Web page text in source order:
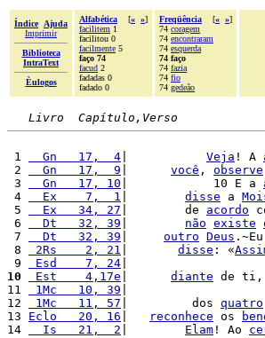
Índice
Ajuda
Imprimir
Biblioteca
IntraText
Èulogos
Alfabética [« »]
facilitem 1
facilitou 0
facilmente 5
faço 74
facud 2
fadadas 0
fadado 0
Freqüência [« »]
74 coragem
74 encontraram
74 esquerda
74 faço
74 fazia
74 fio
74 gedeão
Livro  Capítulo,Verso
1
  Gn   17,  4
Veja ! A
2
  Gn   17,  9
você , observe
3
  Gn   17, 10
|            10 E a
4
  Ex    7,  1
disse a
5
  Ex   34, 27
|        de acordo
6
  Dt   32, 39
não existe
7
  Dt   32, 39
outro Deus
8
2Rs    2, 21 disse : «
9
Esd    7, 24 |
10
Est    4,17e diante de ti,
11
1Mc   10, 39 |
12
1Mc   11, 57 |         dos quatro
13 Eclo   20, 16 reconhece os
14
  Is   21,  2
Elam ! Ao